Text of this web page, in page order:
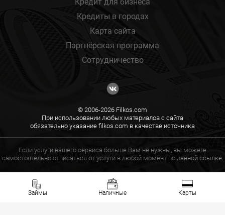
Займы Наличные Карты
Кредиты в городах
Карта сайта
Партнёрская программа
Сотрудничество
© 2006-2026 Filkos.com
При использовании любых материалов с сайта
обязательно указание filkos.com в качестве источника
Если услуги нашего сервиса больше Вам не нужны, вы можете
самостоятельно отписаться от услуги в любой момент по данной ссылке.